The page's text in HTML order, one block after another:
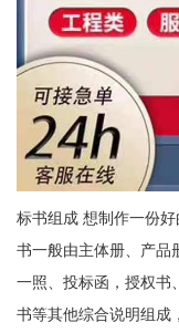
标书组成 想制作一份
书一般由主体册、产品
一照、投标函，授权书
书等其他综合说明组成